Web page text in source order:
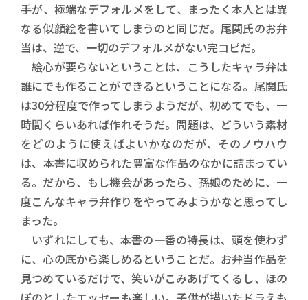
手が、極端なデフォルメをして、まったく本人とは異
なる似顔絵を書いてしまうのと同じだ。尾関氏のお弁
当は、逆で、一切のデフォルメがない完コピだ。
絵心が要らないということは、こうしたキャラ弁は
誰にでも作ることができるということになる。尾関氏
は30分程度で作ってしまうようだが、初めてでも、一
時間くらいあれば作れそうだ。問題は、どういう素材
をどのように使えばよいかなのだが、そのノウハウ
は、本書に収められた豊富な作品のなかに詰まってい
る。だから、もし機会があったら、孫娘のために、一
度こんなキャラ弁作りをやってみようかなと思ってし
まった。
いずれにしても、本書の一番の特長は、頭を使わず
に、心の底から楽しめるということだ。お弁当作品を
見つめているだけで、笑いがこみあげてくるし、ほの